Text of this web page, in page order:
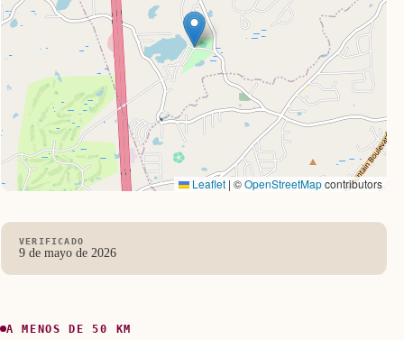
Leaflet | ©OpenStreetMapcontributors
VERIFICADO
9 de mayo de 2026
A MENOS DE 50 KM